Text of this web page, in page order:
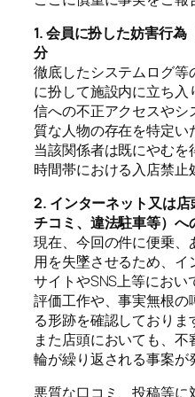
1. 会員に扮した妨害行
分
徹底したシステムログ等
に扮して施設内に立ち
信への不正アクセスや
質な人物の存在を特定い
当該関係者は既にやむ
時間帯における入店禁止
2. インターネット又は
チコミ、違法駐車等）へ
現在、今回の件に便乗
用を失墜させるため、イ
サイトやSNS上等にお
評価工作や、事実無根
る形跡を確認しておりま
また店頭においても、
輪が繰り返される事案が
悪質な口コミ、投稿等